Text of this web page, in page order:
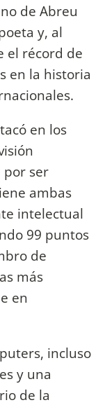
de Abreu
y, al
el récord de
en la historia
en los
por ser
ambas
intelectual
99 puntos
de
más
en
incluso
y una
de la